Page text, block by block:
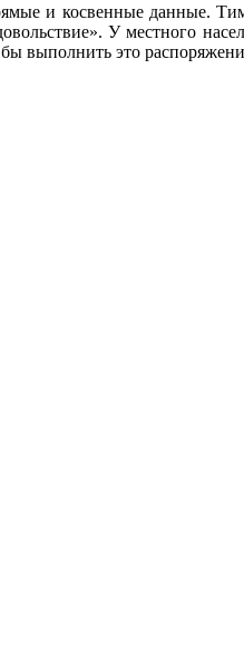
и косвенные данные.
У местного
выполнить это